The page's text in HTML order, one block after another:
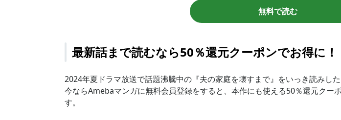
無料で読む
最新話まで読むなら50％還元クーポンでお得に！
2024年夏ドラマ放送で話題沸騰中の『夫の家庭を壊すまで』をいっき読みした
今ならAmebaマンガに無料会員登録をすると、本作にも使える50％還元クー
す。